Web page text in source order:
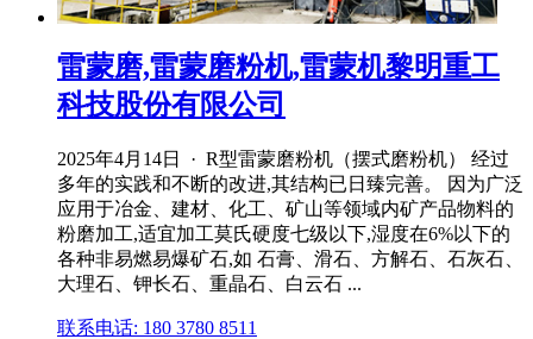
雷蒙磨,雷蒙磨粉机,雷蒙机黎明重工
科技股份有限公司
2025年4月14日 · R型雷蒙磨粉机（摆式磨粉机） 经过
多年的实践和不断的改进,其结构已日臻完善。 因为广泛
应用于冶金、建材、化工、矿山等领域内矿产品物料的
粉磨加工,适宜加工莫氏硬度七级以下,湿度在6%以下的
各种非易燃易爆矿石,如 石膏、滑石、方解石、石灰石、
大理石、钾长石、重晶石、白云石 ...
联系电话: 180 3780 8511